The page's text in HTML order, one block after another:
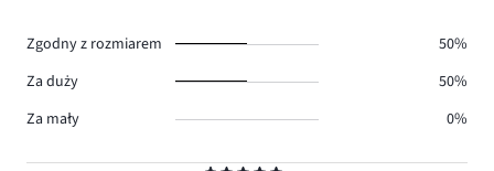
Zgodny z rozmiarem
50%
Za duży
50%
Za mały
0%